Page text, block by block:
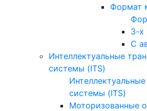
Формат
3-х
С
Интеллектуальные
системы (ITS)
системы (ITS)
Моторизованные